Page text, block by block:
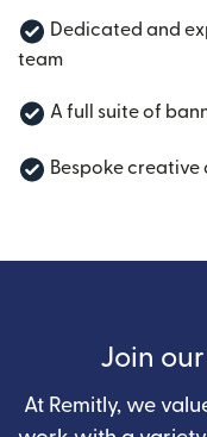
Dedicated and
team
A full suite of
Bespoke
Join
At Remitly, we